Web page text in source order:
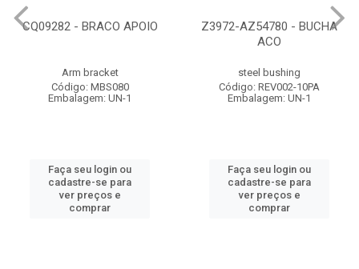
CQ09282 - BRACO APOIO
Arm bracket
Código: MBS080
Embalagem: UN-1
Faça seu login ou
cadastre-se para
ver preços e
comprar
Z3972-AZ54780 - BUCHA
ACO
steel bushing
Código: REV002-10PA
Embalagem: UN-1
Faça seu login ou
cadastre-se para
ver preços e
comprar